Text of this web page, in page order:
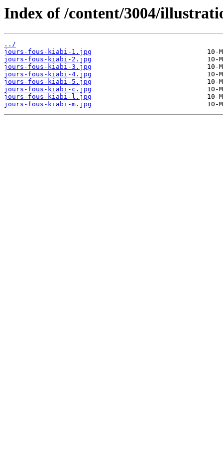
Index of /content/3004/
../
jours-fous-kiabi-1.jpg
jours-fous-kiabi-2.jpg
jours-fous-kiabi-3.jpg
jours-fous-kiabi-4.jpg
jours-fous-kiabi-5.jpg
jours-fous-kiabi-c.jpg
jours-fous-kiabi-l.jpg
jours-fous-kiabi-m.jpg